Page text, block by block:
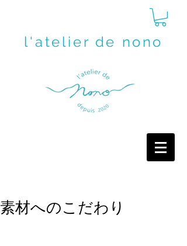
l'atelier de nono
素材へのこだわり